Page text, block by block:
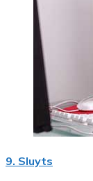
9. Sluyts